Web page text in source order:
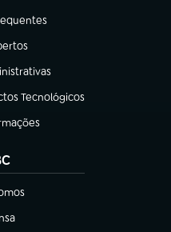
aba)
aba)
aba)
Tecnológicos
aba)
aba)
nova aba)